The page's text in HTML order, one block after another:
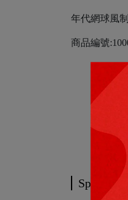
年代網球風
商品編號